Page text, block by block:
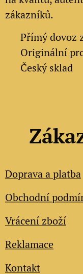
zákazníků.
Přímý dovoz
Originální
✔ Český sklad
Doprava a platba
Obchodní
Vrácení zboží
Reklamace
Kontakt